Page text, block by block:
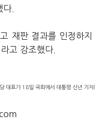
.
재판 결과를 인정하
고 강조했다.
대표가 18일 국회에서 대통령 신년 기